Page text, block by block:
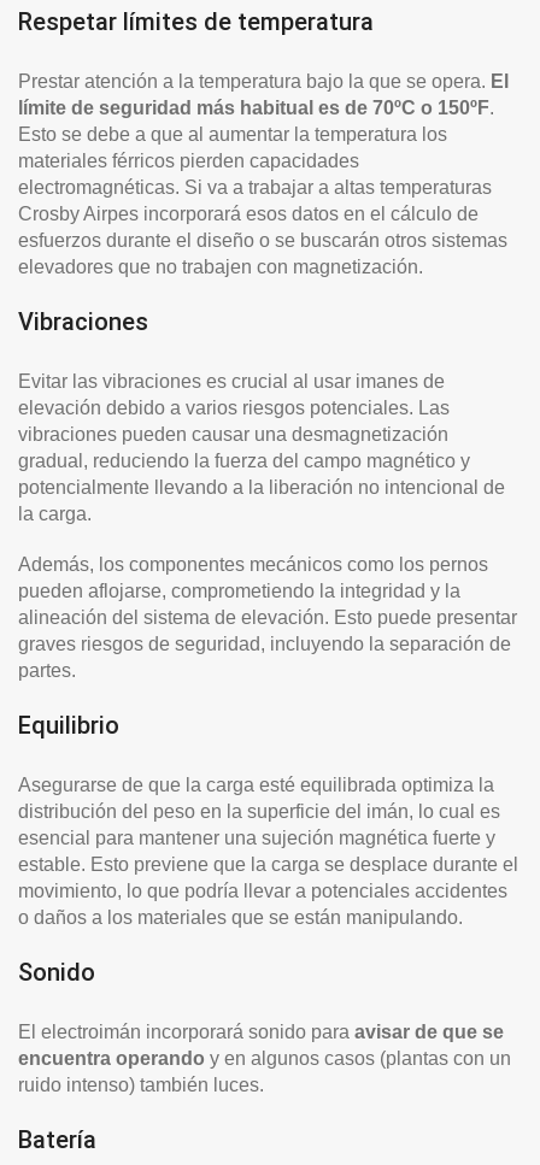
Respetar límites de temperatura
Prestar atención a la temperatura bajo la que se opera. El
límite de seguridad más habitual es de 70ºC o 150ºF.
Esto se debe a que al aumentar la temperatura los
materiales férricos pierden capacidades
electromagnéticas. Si va a trabajar a altas temperaturas
Crosby Airpes incorporará esos datos en el cálculo de
esfuerzos durante el diseño o se buscarán otros sistemas
elevadores que no trabajen con magnetización.
Vibraciones
Evitar las vibraciones es crucial al usar imanes de
elevación debido a varios riesgos potenciales. Las
vibraciones pueden causar una desmagnetización
gradual, reduciendo la fuerza del campo magnético y
potencialmente llevando a la liberación no intencional de
la carga.
Además, los componentes mecánicos como los pernos
pueden aflojarse, comprometiendo la integridad y la
alineación del sistema de elevación. Esto puede presentar
graves riesgos de seguridad, incluyendo la separación de
partes.
Equilibrio
Asegurarse de que la carga esté equilibrada optimiza la
distribución del peso en la superficie del imán, lo cual es
esencial para mantener una sujeción magnética fuerte y
estable. Esto previene que la carga se desplace durante el
movimiento, lo que podría llevar a potenciales accidentes
o daños a los materiales que se están manipulando.
Sonido
El electroimán incorporará sonido para avisar de que se
encuentra operando y en algunos casos (plantas con un
ruido intenso) también luces.
Batería